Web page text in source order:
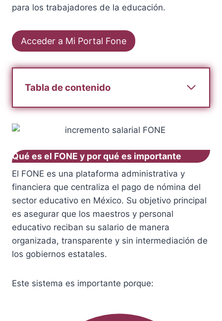
para los trabajadores de la educación.
Acceder a Mi Portal Fone
Tabla de contenido
Qué es el FONE y por qué es importante
El FONE es una plataforma administrativa y
financiera que centraliza el pago de nómina del
sector educativo en México. Su objetivo principal
es asegurar que los maestros y personal
educativo reciban su salario de manera
organizada, transparente y sin intermediación de
los gobiernos estatales.
Este sistema es importante porque: